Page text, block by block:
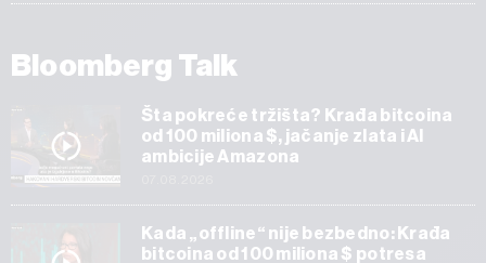
Bloomberg Talk
Šta pokreće tržišta? Krađa bitcoina
od 100 miliona $, jačanje zlata i AI
ambicije Amazona
Kada „offline“ nije bezbedno: Krađa
bitcoina od 100 miliona $ potresa